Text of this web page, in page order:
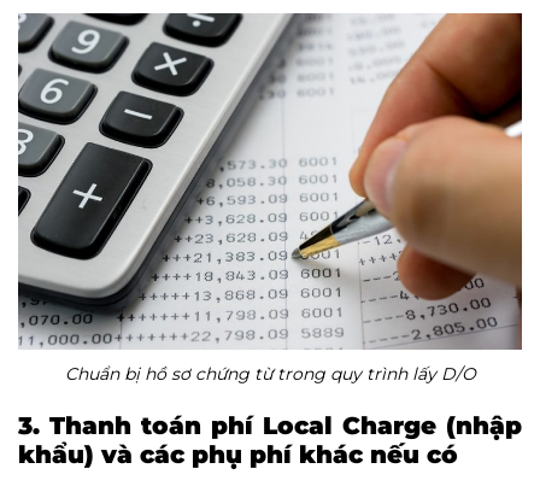
Chuẩn bị hồ sơ chứng từ trong quy trình lấy D/O
3. Thanh toán phí Local Charge (nhập
khẩu) và các phụ phí khác nếu có